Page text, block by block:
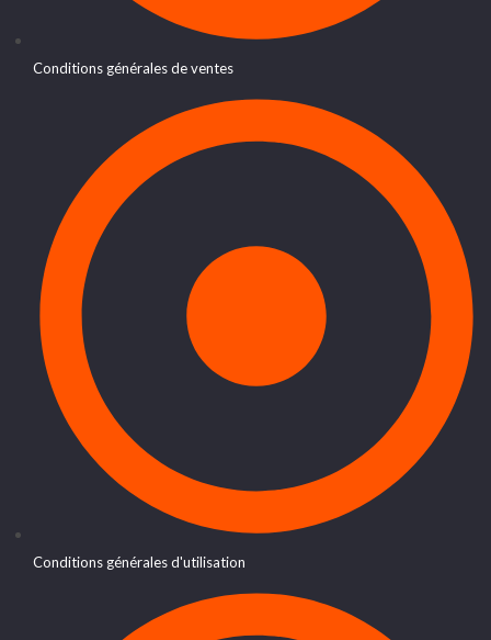
Conditions générales de ventes
Conditions générales d'utilisation